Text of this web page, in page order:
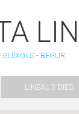
GUÍXOLS - BEGUR
LINEAL 3 DIES